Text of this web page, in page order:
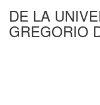
DE LA
GREGORIO